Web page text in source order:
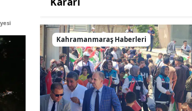
Kahramanmaraş Haberleri